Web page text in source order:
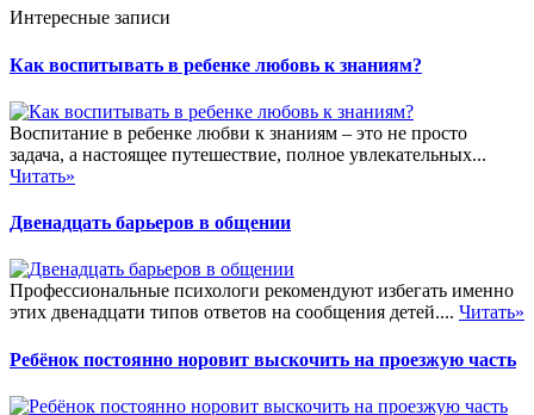
Интересные записи
Как воспитывать в ребенке любовь к знаниям?
Воспитание в ребенке любви к знаниям – это не просто
задача, а настоящее путешествие, полное увлекательных...
Читать»
Двенадцать барьеров в общении
Профессиональные психологи рекомендуют избегать именно
этих двенадцати типов ответов на сообщения детей.... Читать»
Ребёнок постоянно норовит выскочить на проезжую часть